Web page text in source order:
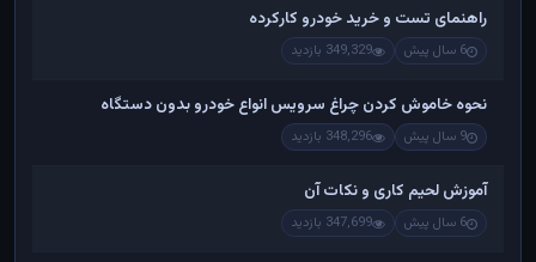
راهنمای تست و خريد خودرو کارکرده
6 سال پیش 349,329 بازدید
نحوه خاموش کردن چراغ سرویس انواع خودرو بدون دستگاه
9 سال پیش 348,296 بازدید
آموزش لحیم کاری و نکات آن
6 سال پیش 347,699 بازدید